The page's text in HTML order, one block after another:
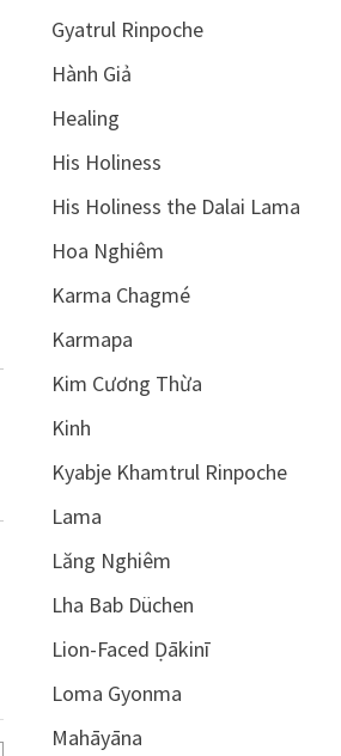
Gyatrul Rinpoche
Hành Giả
Healing
His Holiness
His Holiness the Dalai Lama
Hoa Nghiêm
Karma Chagmé
Karmapa
Kim Cương Thừa
Kinh
Kyabje Khamtrul Rinpoche
Lama
Lăng Nghiêm
Lha Bab Düchen
Lion-Faced Ḍākinī
Loma Gyonma
Mahāyāna